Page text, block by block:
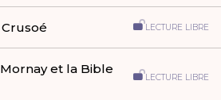
Crusoé LECTURE LIBRE
et la Bible
LECTURE LIBRE